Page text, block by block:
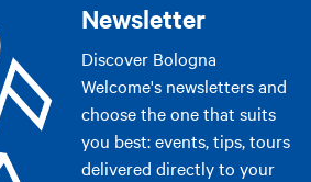
Newsletter
Discover Bologna
Welcome's newsletters and
choose the one that suits
you best: events, tips, tours
delivered directly to your